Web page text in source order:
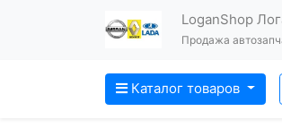
LoganShop
Продажа
Каталог товаров